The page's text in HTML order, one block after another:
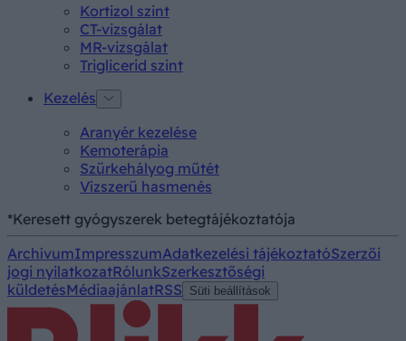
Kortizol szint
CT-vizsgálat
MR-vizsgálat
Triglicerid szint
Kezelés
Aranyér kezelése
Kemoterápia
Szürkehályog műtét
Vízszerű hasmenés
*Keresett gyógyszerek betegtájékoztatója
ArchívumImpresszumAdatkezelési tájékoztatóSzerzői
jogi nyilatkozatRólunkSzerkesztőségi
küldetésMédiaajánlatRSS Süti beállítások